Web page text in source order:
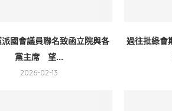
國會議員聯名致函立院與各
黨主席 望...
2026-02-13
過往批綠